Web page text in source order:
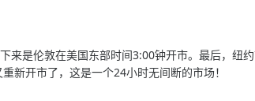
是伦敦在美国东部时间3:00钟开市。最后，纽
新开市了，这是一个24小时无间断的市场！